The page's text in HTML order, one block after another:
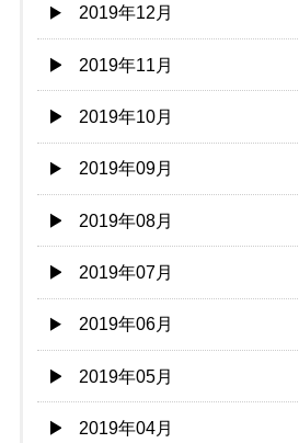
2019年12月
2019年11月
2019年10月
2019年09月
2019年08月
2019年07月
2019年06月
2019年05月
2019年04月